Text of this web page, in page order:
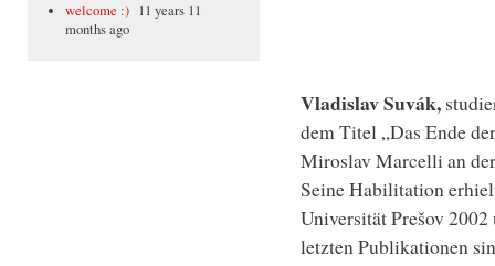
welcome :) 11 years 11
months ago
Vladislav Suvák,
dem Titel „Das Ende
Miroslav Marcelli an
Seine Habilitation
Universität Prešov
letzten Publikationen